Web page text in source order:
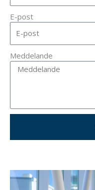
E-post
Meddelande